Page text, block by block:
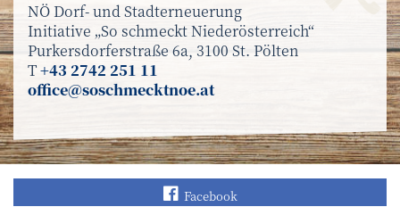
NÖ Dorf- und Stadterneuerung
Initiative „So schmeckt Niederösterreich“
Purkersdorferstraße 6a, 3100 St. Pölten
T+43 2742 251 11
office@soschmecktnoe.at
Finden Sie „So
Facebook